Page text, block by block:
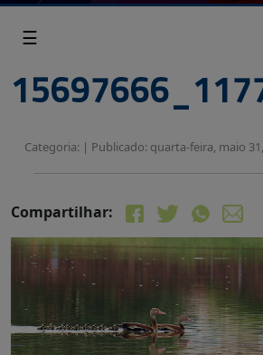
☰
Categoria: | Publicado: quarta-feira, maio
Compartilhar: